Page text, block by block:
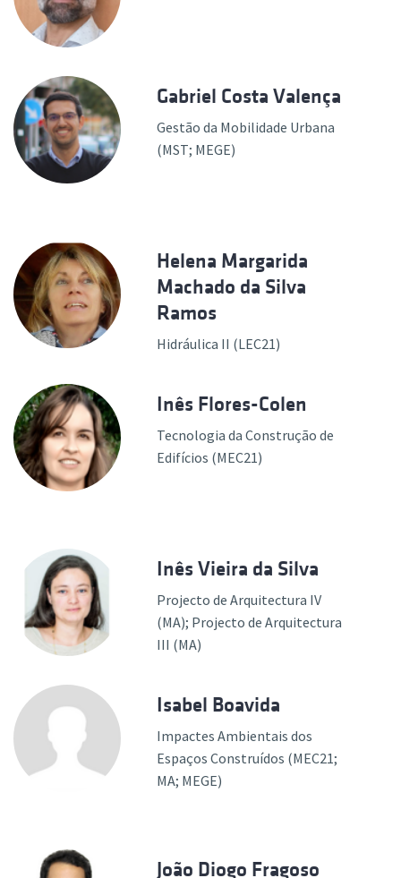
Gabriel Costa Valença
Gestão da Mobilidade Urbana
(MST; MEGE)
Helena Margarida
Machado da Silva
Ramos
Hidráulica II (LEC21)
Inês Flores-Colen
Tecnologia da Construção de
Edifícios (MEC21)
Inês Vieira da Silva
Projecto de Arquitectura IV
(MA); Projecto de Arquitectura
III (MA)
Isabel Boavida
Impactes Ambientais dos
Espaços Construídos (MEC21;
MA; MEGE)
João Diogo Fragoso